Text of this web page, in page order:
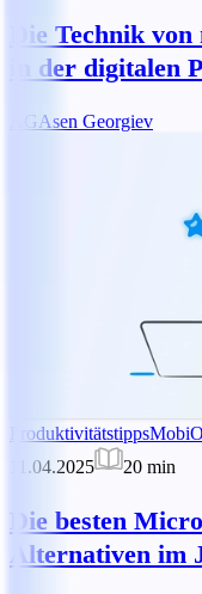
Die Technik
in der digitalen
AG Asen Georgiev
Produktivitätstipps
11.04.2025
20 min
Die besten
Alternativen im